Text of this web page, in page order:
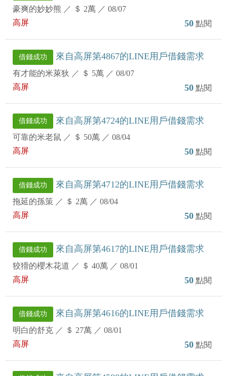
豪爽的妙妙熊 ／ ＄ 2萬 ／ 08/07
高屏
50 點閱
借錢成功 來自高屏第4867的LINE用戶借錢需求
有才能的米萊狄 ／ ＄ 5萬 ／ 08/07
高屏
50 點閱
借錢成功 來自高屏第4724的LINE用戶借錢需求
可靠的米老鼠 ／ ＄ 50萬 ／ 08/04
高屏
50 點閱
借錢成功 來自高屏第4712的LINE用戶借錢需求
拖延的孫策 ／ ＄ 2萬 ／ 08/04
高屏
50 點閱
借錢成功 來自高屏第4617的LINE用戶借錢需求
狡猾的櫻木花道 ／ ＄ 40萬 ／ 08/01
高屏
50 點閱
借錢成功 來自高屏第4616的LINE用戶借錢需求
明白的舒克 ／ ＄ 27萬 ／ 08/01
高屏
50 點閱